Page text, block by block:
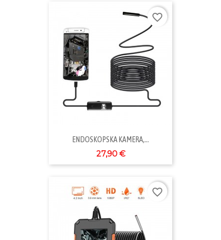
ENDOSKOPSKA KAMERA,...
27,90 €
favorite_border
favorite_border